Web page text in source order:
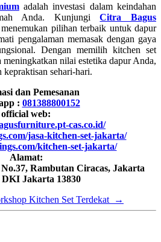
adalah investasi dalam keindahan
Anda. KunjungiCitra Bagus
pilihan terbaik untuk dapur
pengalaman memasak dengan gaya
Dengan memilih kitchen set
nilai estetika dapur Anda,
kepraktisan sehari-hari.
dan Pemesanan
: 081388800152
official web:
cas.co.id/
jasa-kitchen-set-jakarta/
kitchen-set-jakarta/
Alamat:
Rambutan Ciracas, Jakarta
Jakarta 13830
Kitchen Set Terdekat →